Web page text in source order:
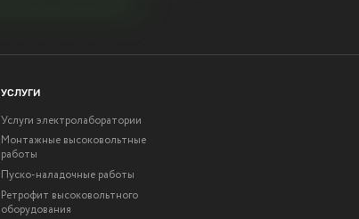
УСЛУГИ
Услуги электролаборатории
Монтажные высоковольтные
работы
Пуско-наладочные работы
Ретрофит высоковольтного
оборудования